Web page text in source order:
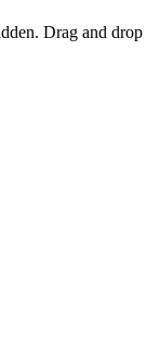
Drag and drop